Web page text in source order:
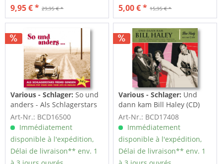
29,95 € *
9,95 € * 15,95 € *
5,00 € *
Various - Schlager:So und
anders - Als Schlagerstars
fremd gingen...
Art-Nr.: BCD16500
Immédiatement
disponible à l'expédition,
Délai de livraison** env. 1
Various - Schlager: Und
dann kam Bill Haley (CD)
Art-Nr.: BCD17408
Immédiatement
disponible à l'expédition,
Délai de livraison** env. 1